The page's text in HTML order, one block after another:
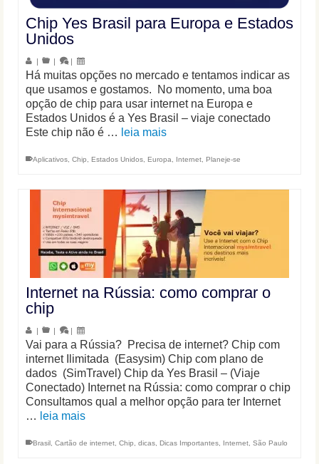
Chip Yes Brasil para Europa e Estados
Unidos
| | |
Há muitas opções no mercado e tentamos indicar as
que usamos e gostamos. No momento, uma boa
opção de chip para usar internet na Europa e
Estados Unidos é a Yes Brasil – viaje conectado
Este chip não é … leia mais
Aplicativos Chip Estados Unidos Europa Internet Planeje-se
Internet na Rússia: como comprar o
chip
| | |
Vai para a Rússia? Precisa de internet? Chip com
internet Ilimitada (Easysim) Chip com plano de
dados (SimTravel) Chip da Yes Brasil – (Viaje
Conectado) Internet na Rússia: como comprar o chip
Consultamos qual a melhor opção para ter Internet
… leia mais
Brasil Cartão de internet Chip dicas Dicas Importantes Internet São Paulo